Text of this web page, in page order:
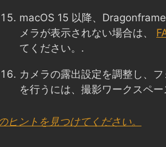
macOS 15 以降、
メラが表示されない場合は、
てください。.
カメラの露出設定を調整し、
を行うには、撮影ワークスペー
ントを見つけてください。